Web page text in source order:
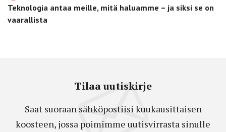
Teknologia antaa meille, mitä haluamme – ja siksi se on
vaarallista
Tilaa uutiskirje
Saat suoraan sähköpostiisi kuukausittaisen
koosteen, jossa poimimme uutisvirrasta sinulle